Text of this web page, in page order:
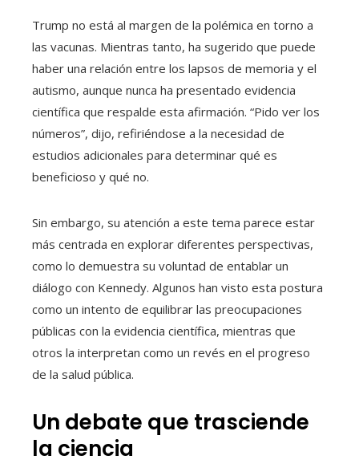
Trump no está al margen de la polémica en torno a
las vacunas. Mientras tanto, ha sugerido que puede
haber una relación entre los lapsos de memoria y el
autismo, aunque nunca ha presentado evidencia
científica que respalde esta afirmación. “Pido ver los
números”, dijo, refiriéndose a la necesidad de
estudios adicionales para determinar qué es
beneficioso y qué no.
Sin embargo, su atención a este tema parece estar
más centrada en explorar diferentes perspectivas,
como lo demuestra su voluntad de entablar un
diálogo con Kennedy. Algunos han visto esta postura
como un intento de equilibrar las preocupaciones
públicas con la evidencia científica, mientras que
otros la interpretan como un revés en el progreso
de la salud pública.
Un debate que trasciende
la ciencia